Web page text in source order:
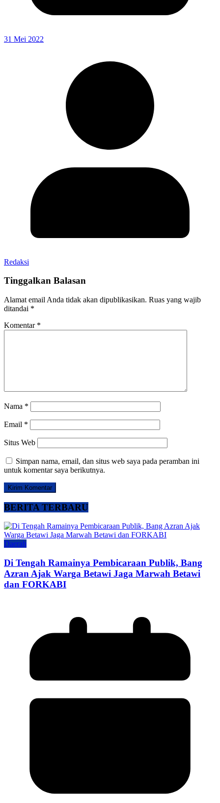
31 Mei 2022
Redaksi
Tinggalkan Balasan
Alamat email Anda tidak akan dipublikasikan. Ruas yang wajib
ditandai *
Komentar *
Nama *
Email *
Situs Web
Simpan nama, email, dan situs web saya pada peramban ini
untuk komentar saya berikutnya.
BERITA TERBARU
Daerah
Di Tengah Ramainya Pembicaraan Publik, Bang
Azran Ajak Warga Betawi Jaga Marwah Betawi
dan FORKABI